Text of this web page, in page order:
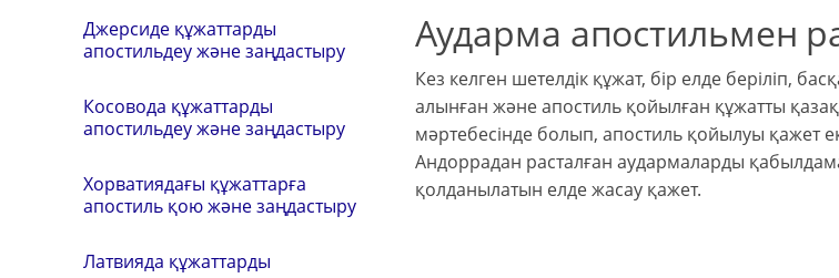
Джерсиде құжаттарды
апостильдеу және заңдастыру
Косовода құжаттарды
апостильдеу және заңдастыру
Хорватиядағы құжаттарға
апостиль қою және заңдастыру
Латвияда құжаттарды
Аударма апостильмен
Кез келген шетелдік құжат, бір елде беріліп,
алынған және апостиль қойылған құжатты
мәртебесінде болып, апостиль қойылуы қажет
Андоррадан расталған аудармаларды
қолданылатын елде жасау қажет.